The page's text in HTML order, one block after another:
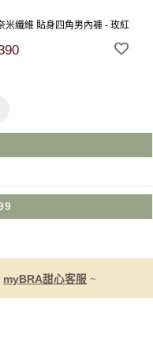
米纖維 貼身四角男內褲 - 玫紅
myBRA甜心客服 ~